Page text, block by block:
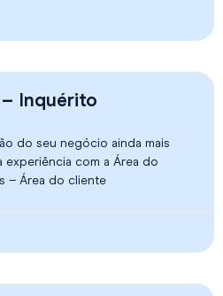
Inquérito
do seu negócio ainda mais
experiência com a Área do
– Área do cliente